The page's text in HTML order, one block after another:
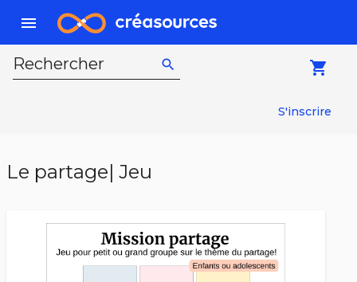
menu
Rechercher search local_grocery_store
S'inscrire
Le partage| Jeu